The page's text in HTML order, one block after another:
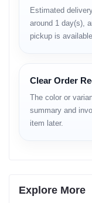
প্লেব্যাক করা যায়।
বাস্তব ব্যবহারে স্পিকারটি
সাধারণ ভলিউম লেভেলে
ঘরের পরিবেশ অনুযায়ী
অব্যাহত থাকে।
Durability
Estimated
around 1 day(s),
pickup is
Clear Order
The color or
summary and
item later.
Explore More